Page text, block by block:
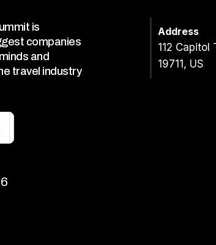
is
companies
and
travel industry
Address
112 Capitol
19711, US